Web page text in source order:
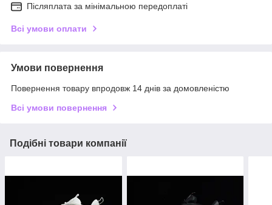
Післяплата за мінімальною передоплаті
Всі умови оплати
Умови повернення
Повернення товару впродовж 14 днів за домовленістю
Всі умови повернення
Подібні товари компанії